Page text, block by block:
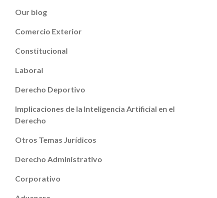
Our blog
Comercio Exterior
Constitucional
Laboral
Derecho Deportivo
Implicaciones de la Inteligencia Artificial en el
Derecho
Otros Temas Jurídicos
Derecho Administrativo
Corporativo